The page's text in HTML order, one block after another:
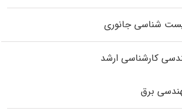
شناسی جانوری
کارشناسی ارشد
برق